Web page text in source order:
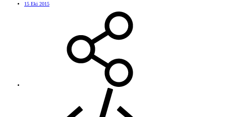
15 Eki 2015